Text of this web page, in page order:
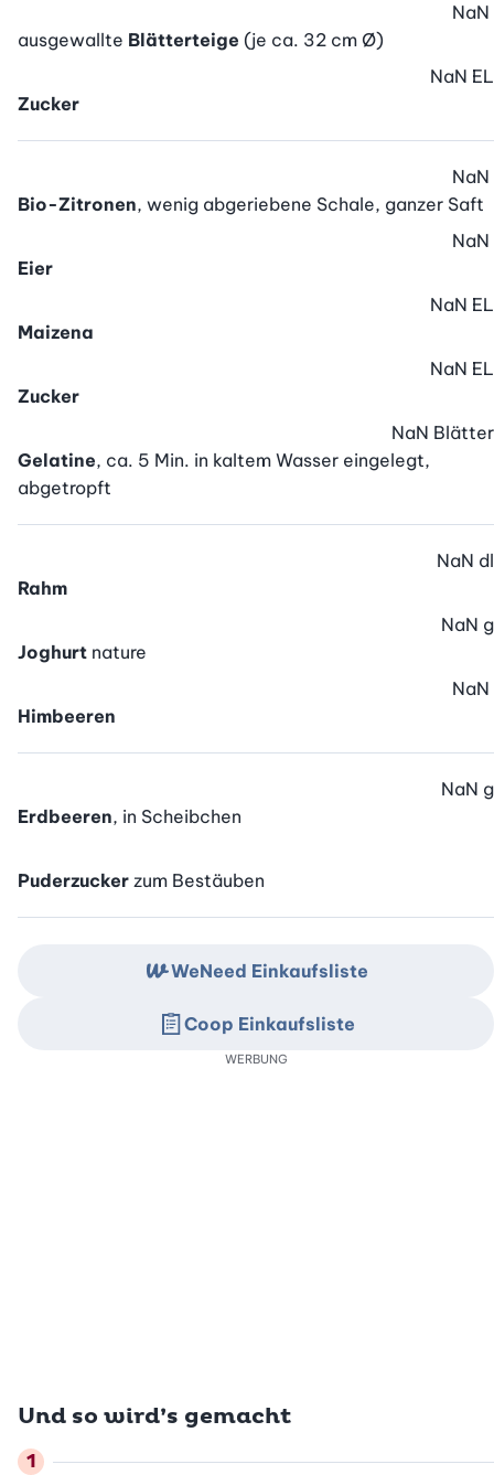
ausgewallte Blätterteige (je ca. 32 cm Ø)
NaN
Zucker
NaN EL
Bio-Zitronen, wenig abgeriebene Schale, ganzer Saft
NaN
Eier
NaN
Maizena
NaN EL
Zucker
NaN EL
Gelatine, ca. 5 Min. in kaltem Wasser eingelegt,
abgetropft
NaN Blätter
Rahm
NaN dl
Joghurt nature
NaN g
Himbeeren
NaN
Erdbeeren, in Scheibchen
NaN g
Puderzucker zum Bestäuben
Und so wird’s gemacht
WeNeed Einkaufsliste
Coop Einkaufsliste
WERBUNG